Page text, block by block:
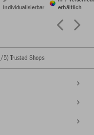
Individualisierbar
erhältlich
/5) Trusted Shops